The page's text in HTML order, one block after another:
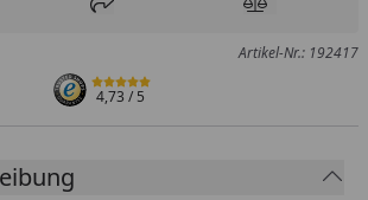
zur Wunschliste hinzufügen
Teilen Produkt
Artikel-Nr.: 192417
4,73/ 5